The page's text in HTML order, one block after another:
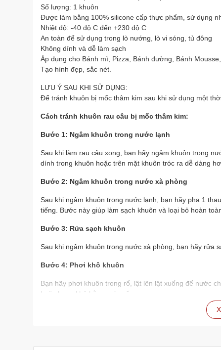
Số lượng: 1 khuôn
Được làm bằng 100% silicone cấp thực phẩm, sử dụng
Nhiệt độ: -40 độ C đến +230 độ C
An toàn để sử dụng trong lò nướng, lò vi sóng, tủ đông
Không dính và dễ làm sạch
Áp dụng cho Bánh mì, Pizza, Bánh đường, Bánh
Tạo hình đẹp, sắc nét.
LƯU Ý SAU KHI SỬ DỤNG:
Để tránh khuôn bị mốc thâm kim sau khi sử dụng một
Cách tránh khuôn rau câu bị mốc thâm kim:
Bước 1: Ngâm khuôn trong nước lạnh
Sau khi làm rau câu xong, bạn hãy ngâm khuôn trong
dính trong khuôn hoặc trên mặt khuôn tróc ra dễ dàng
Bước 2: Ngâm khuôn trong nước xà phòng
Sau khi ngâm khuôn trong nước lạnh, bạn hãy pha 1
tiếng. Bước này giúp làm sạch khuôn và loại bỏ hoàn
Bước 3: Rửa sạch khuôn
Sau khi ngâm khuôn trong nước xà phòng, bạn hãy rửa
Bước 4: Phơi khô khuôn
Bạn hãy phơi khuôn trong rổ, lật lên lật xuống để nước
hoặc hong khô bằng máy sấy.